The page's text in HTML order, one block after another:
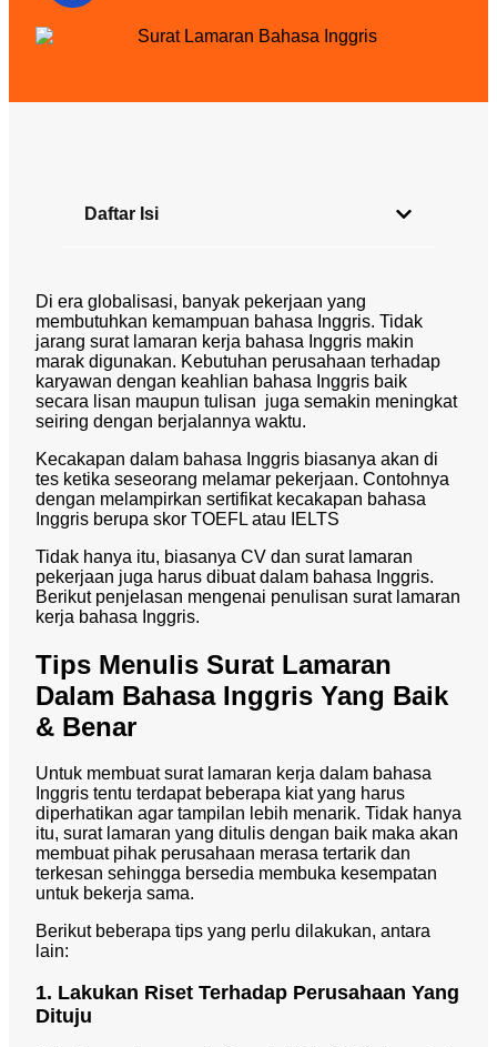
Di era globalisasi, banyak pekerjaan yang
membutuhkan kemampuan bahasa Inggris. Tidak
jarang surat lamaran kerja bahasa Inggris makin
marak digunakan. Kebutuhan perusahaan terhadap
karyawan dengan keahlian bahasa Inggris baik
secara lisan maupun tulisan juga semakin meningkat
seiring dengan berjalannya waktu.
Kecakapan dalam bahasa Inggris biasanya akan di
tes ketika seseorang melamar pekerjaan. Contohnya
dengan melampirkan sertifikat kecakapan bahasa
Inggris berupa skor TOEFL atau IELTS
Tidak hanya itu, biasanya CV dan surat lamaran
pekerjaan juga harus dibuat dalam bahasa Inggris.
Berikut penjelasan mengenai penulisan surat lamaran
kerja bahasa Inggris.
Tips Menulis Surat Lamaran
Dalam Bahasa Inggris Yang Baik
& Benar
Untuk membuat surat lamaran kerja dalam bahasa
Inggris tentu terdapat beberapa kiat yang harus
diperhatikan agar tampilan lebih menarik. Tidak hanya
itu, surat lamaran yang ditulis dengan baik maka akan
membuat pihak perusahaan merasa tertarik dan
terkesan sehingga bersedia membuka kesempatan
untuk bekerja sama.
Berikut beberapa tips yang perlu dilakukan, antara
lain:
1. Lakukan Riset Terhadap Perusahaan Yang
Dituju
Daftar Isi